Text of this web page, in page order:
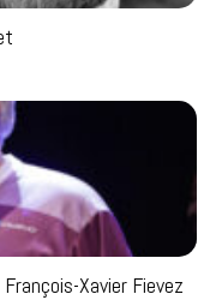
Xavier Fievez